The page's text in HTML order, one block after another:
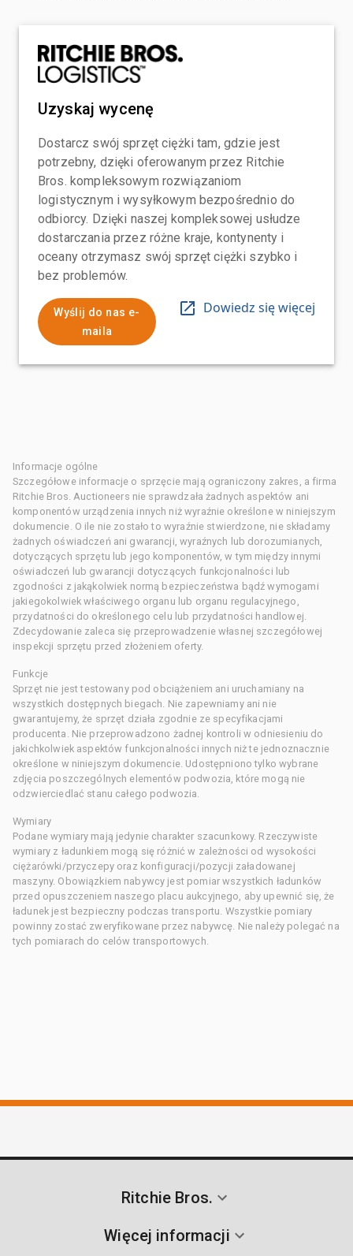
Uzyskaj wycenę
Dostarcz swój sprzęt ciężki tam, gdzie jest
potrzebny, dzięki oferowanym przez Ritchie
Bros. kompleksowym rozwiązaniom
logistycznym i wysyłkowym bezpośrednio do
odbiorcy. Dzięki naszej kompleksowej usłudze
dostarczania przez różne kraje, kontynenty i
oceany otrzymasz swój sprzęt ciężki szybko i
bez problemów.
Wyślij do nas e-
maila
Dowiedz się więcej
Informacje ogólne
Szczegółowe informacje o sprzęcie mają ograniczony zakres, a firma
Ritchie Bros. Auctioneers nie sprawdzała żadnych aspektów ani
komponentów urządzenia innych niż wyraźnie określone w niniejszym
dokumencie. O ile nie zostało to wyraźnie stwierdzone, nie składamy
żadnych oświadczeń ani gwarancji, wyraźnych lub dorozumianych,
dotyczących sprzętu lub jego komponentów, w tym między innymi
oświadczeń lub gwarancji dotyczących funkcjonalności lub
zgodności z jakąkolwiek normą bezpieczeństwa bądź wymogami
jakiegokolwiek właściwego organu lub organu regulacyjnego,
przydatności do określonego celu lub przydatności handlowej.
Zdecydowanie zaleca się przeprowadzenie własnej szczegółowej
inspekcji sprzętu przed złożeniem oferty.
Funkcje
Sprzęt nie jest testowany pod obciążeniem ani uruchamiany na
wszystkich dostępnych biegach. Nie zapewniamy ani nie
gwarantujemy, że sprzęt działa zgodnie ze specyfikacjami
producenta. Nie przeprowadzono żadnej kontroli w odniesieniu do
jakichkolwiek aspektów funkcjonalności innych niż te jednoznacznie
określone w niniejszym dokumencie. Udostępniono tylko wybrane
zdjęcia poszczególnych elementów podwozia, które mogą nie
odzwierciedlać stanu całego podwozia.
Wymiary
Podane wymiary mają jedynie charakter szacunkowy. Rzeczywiste
wymiary z ładunkiem mogą się różnić w zależności od wysokości
ciężarówki/przyczepy oraz konfiguracji/pozycji załadowanej
maszyny. Obowiązkiem nabywcy jest pomiar wszystkich ładunków
przed opuszczeniem naszego placu aukcyjnego, aby upewnić się, że
ładunek jest bezpieczny podczas transportu. Wszystkie pomiary
powinny zostać zweryfikowane przez nabywcę. Nie należy polegać na
tych pomiarach do celów transportowych.
Ritchie Bros.
Więcej informacji